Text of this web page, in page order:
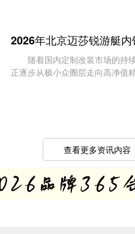
2026年北京迈莎锐游艇
随着国内定制改装市场的持续
正逐步从极小众圈层走向高净值
查看更多资讯内容